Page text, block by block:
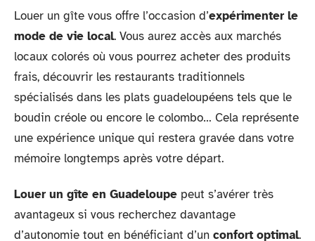
Louer un gîte vous offre l’occasion d’expérimenter le
mode de vie local. Vous aurez accès aux marchés
locaux colorés où vous pourrez acheter des produits
frais, découvrir les restaurants traditionnels
spécialisés dans les plats guadeloupéens tels que le
boudin créole ou encore le colombo… Cela représente
une expérience unique qui restera gravée dans votre
mémoire longtemps après votre départ.
Louer un gîte en Guadeloupe peut s’avérer très
avantageux si vous recherchez davantage
d’autonomie tout en bénéficiant d’un confort optimal.